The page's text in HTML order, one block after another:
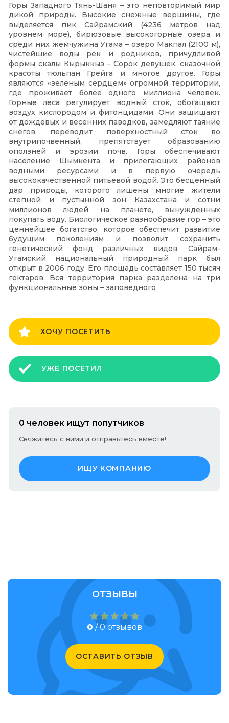
Горы Западного Тянь-Шаня – это неповторимый мир
дикой природы. Высокие снежные вершины, где
выделяется пик Сайрамский (4236 метров над
уровнем море), бирюзовые высокогорные озера и
среди них жемчужина Угама – озеро Макпал (2100 м),
чистейшие воды рек и родников, причудливой
формы скалы Кырыккыз – Сорок девушек, сказочной
красоты тюльпан Грейга и многое другое. Горы
являются «зеленым сердцем» огромной территории,
где проживает более одного миллиона человек.
Горные леса регулирует водный сток, обогащают
воздух кислородом и фитонцидами. Они защищают
от дождевых и весенних паводков, замедляют таяние
снегов, переводит поверхностный сток во
внутрипочвенный, препятствует образованию
оползней и эрозии почв. Горы обеспечивают
население Шымкента и прилегающих районов
водными ресурсами и в первую очередь
высококачественной питьевой водой. Это бесценный
дар природы, которого лишены многие жители
степной и пустынной зон Казахстана и сотни
миллионов людей на планете, вынужденных
покупать воду. Биологическое разнообразие гор – это
ценнейшее богатство, которое обеспечит развитие
будущим поколениям и позволит сохранить
генетический фонд различных видов. Сайрам-
Угамский национальный природный парк был
открыт в 2006 году. Его площадь составляет 150 тысяч
гектаров. Вся территория парка разделена на три
функциональные зоны – заповедного
ХОЧУ ПОСЕТИТЬ
УЖЕ ПОСЕТИЛ
0 человек ищут попутчиков
Свяжитесь с ними и отправьтесь вместе!
ИЩУ КОМПАНИЮ
ОТЗЫВЫ
0 / 0 отзывов
ОСТАВИТЬ ОТЗЫВ